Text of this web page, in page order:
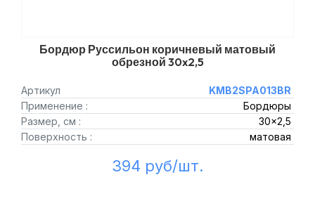
Бордюр Руссильон коричневый матовый
обрезной 30x2,5
Артикул
KMB2SPA013BR
Применение :
Бордюры
Размер, см :
30x2,5
Поверхность :
матовая
394 руб/шт.